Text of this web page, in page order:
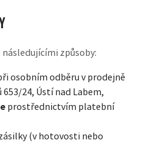
způsoby:
osobním odběru v prodejně
24, Ústí nad Labem,
prostřednictvím platební
(v hotovosti nebo